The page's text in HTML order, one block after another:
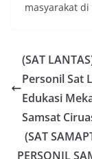
masyarakat
(SAT
Personil Sat
Edukasi
Samsat
(SAT
PERSONIL